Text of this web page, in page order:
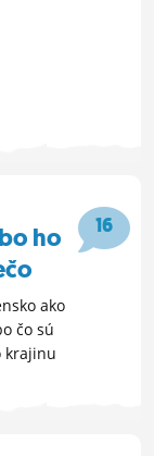
16
ho
ako
čo sú
krajinu